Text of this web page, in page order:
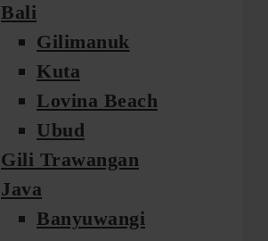
Bali
Gilimanuk
Kuta
Lovina Beach
Ubud
Gili Trawangan
Java
Banyuwangi